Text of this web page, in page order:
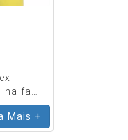
face
e
na
Mais +